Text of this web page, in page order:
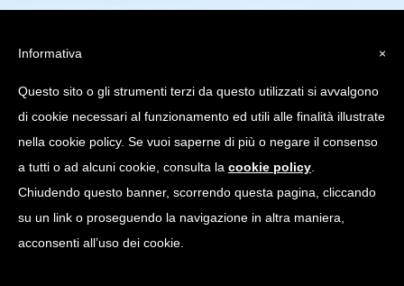
20124 Milano (MI)
C.Fiscale: 97751640158
info@appice.it |
appice@pec.appice.it
×
Informativa
Questo sito o gli strumenti terzi da questo utilizzati si avvalgono
di cookie necessari al funzionamento ed utili alle finalità illustrate
nella cookie policy. Se vuoi saperne di più o negare il consenso
a tutti o ad alcuni cookie, consulta la cookie policy
Chiudendo questo banner, scorrendo questa pagina, cliccando
su un link o proseguendo la navigazione in altra maniera,
acconsenti all’uso dei cookie.